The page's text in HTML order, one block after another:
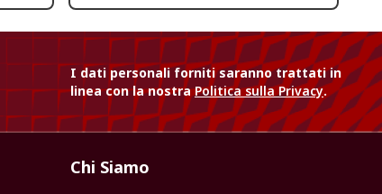
I dati personali forniti saranno trattati in
linea con la nostraPolitica sulla Privacy.
Chi Siamo